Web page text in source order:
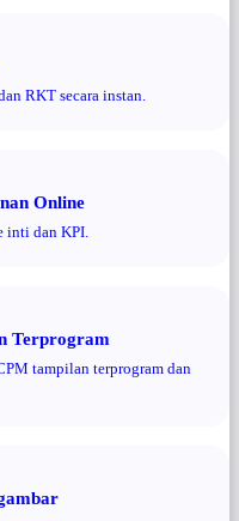
RKT secara instan.
Online
dan KPI.
Terprogram
tampilan terprogram dan